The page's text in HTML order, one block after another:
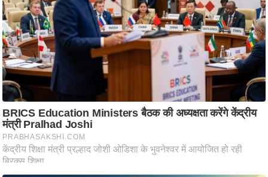
र्म
ज्यो
ति
ष
प्र
भु
म
हि
मा
/